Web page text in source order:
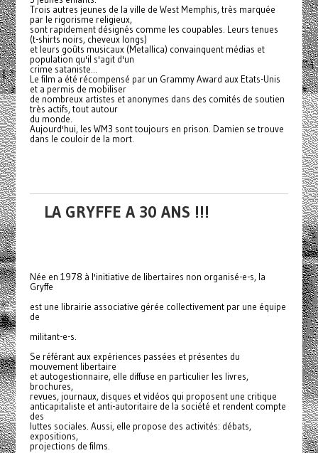
Trois autres jeunes de la ville de West Memphis, très marquée
par le rigorisme religieux,
sont rapidement désignés comme les coupables. Leurs tenues
(t-shirts noirs, cheveux longs)
et leurs goûts musicaux (Metallica) convainquent médias et
population qu'il s'agit d'un
crime sataniste...
Le film a été récompensé par un Grammy Award aux Etats-Unis
et a permis de mobiliser
de nombreux artistes et anonymes dans des comités de soutien
très actifs, tout autour
du monde.
Aujourd'hui, les WM3 sont toujours en prison. Damien se trouve
dans le couloir de la mort.
LA GRYFFE A 30 ANS !!!
Née en 1978 à l'initiative de libertaires non organisé-e-s, la
Gryffe
est une librairie associative gérée collectivement par une équipe
de
militant-e-s.
Se référant aux expériences passées et présentes du
mouvement libertaire
et autogestionnaire, elle diffuse en particulier les livres,
brochures,
revues, journaux, disques et vidéos qui proposent une critique
anticapitaliste et anti-autoritaire de la société et rendent compte
des
luttes sociales. Aussi, elle propose des activités: débats,
expositions,
projections de films.